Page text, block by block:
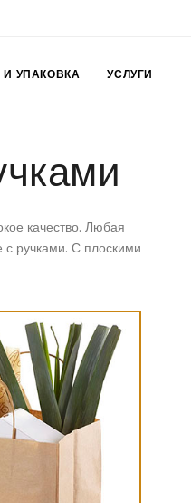
И УПАКОВКА УСЛУГИ
качество. Любая
ручками. С плоскими